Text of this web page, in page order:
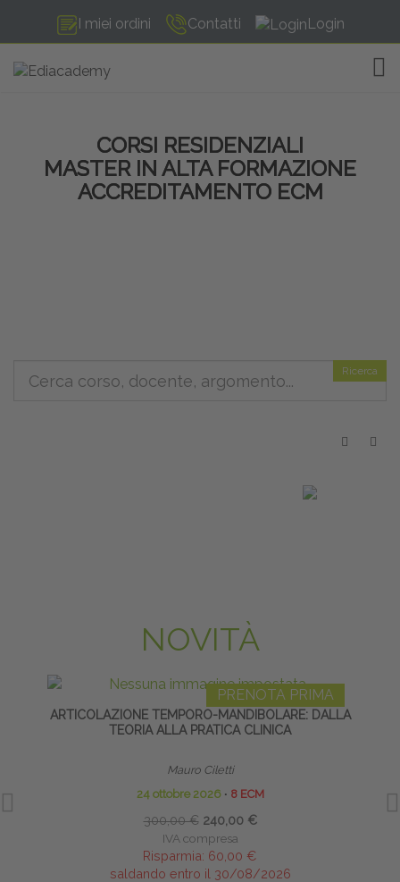
I miei ordini Contatti Login
CORSI RESIDENZIALI
MASTER IN ALTA FORMAZIONE
ACCREDITAMENTO ECM
Ricerca
NOVITÀ
PRENOTA PRIMA
ARTICOLAZIONE TEMPORO-MANDIBOLARE: DALLA
TEORIA ALLA PRATICA CLINICA
Mauro Ciletti
24 ottobre 2026 ∙ 8 ECM
300,00 € 240,00 €
IVA compresa
Risparmia: 60,00 €
saldando entro il 30/08/2026